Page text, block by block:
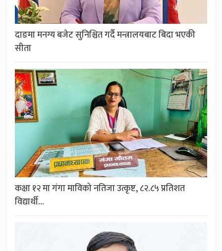
दाङमा मनग्य बजेट सुनिश्चित गर्दै मन्त्रालयबाट बिदा भएकी
सीता
कक्षा १२ मा गंगा माविको नतिजा उत्कृष्ट, ८२.८५ प्रतिशत
विद्यार्थी…